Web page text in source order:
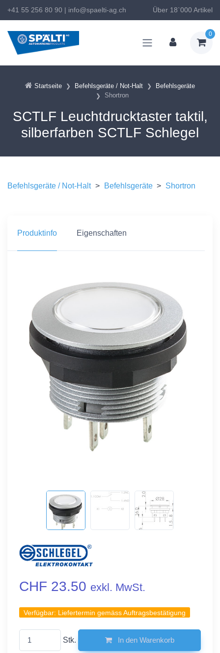
+41 55 256 80 90 | info@spaelti-ag.ch Über 18`000 Artikel
0
Startseite Befehlsgeräte / Not-Halt
Befehlsgeräte
Shortron
SCTLF Leuchtdrucktaster taktil,
silberfarben SCTLF Schlegel
Befehlsgeräte / Not-Halt > Befehlsgeräte > Shortron
Produktinfo Eigenschaften
CHF 23.50 exkl. MwSt.
Verfügbar: Liefertermin gemäss Auftragsbestätigung
Stk. In den Warenkorb